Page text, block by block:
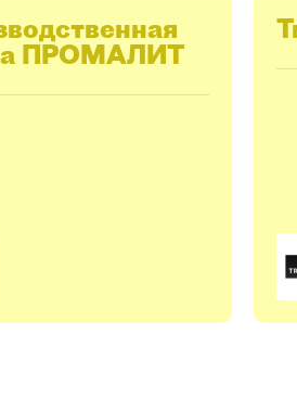
ПРОМАЛИТ